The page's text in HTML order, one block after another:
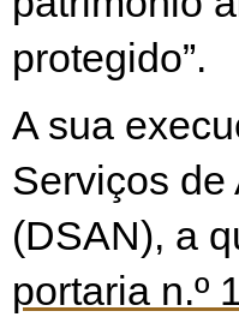
protegido”.
A sua
Serviços
(DSAN), a
portaria n.º